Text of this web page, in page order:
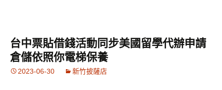
台中票貼借錢活動同步美國留學代辦申請
倉儲依照你電梯保養
2023-06-30 新竹披薩店